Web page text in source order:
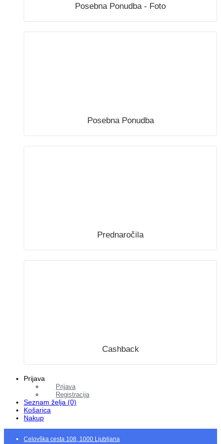
Posebna Ponudba - Foto
Posebna Ponudba
Prednaročila
Cashback
Prijava
Prijava
Registracija
Seznam želja (0)
Košarica
Nakup
Celovška cesta 108, 1000 Ljubljana